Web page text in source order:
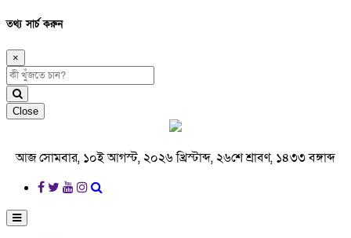
তথ্য সার্চ করুন
×
Close
আজ সোমবার, ১০ই আগস্ট, ২০২৬ খ্রিস্টাব্দ, ২৬শে শ্রাবণ, ১৪৩৩ বঙ্গাব্দ